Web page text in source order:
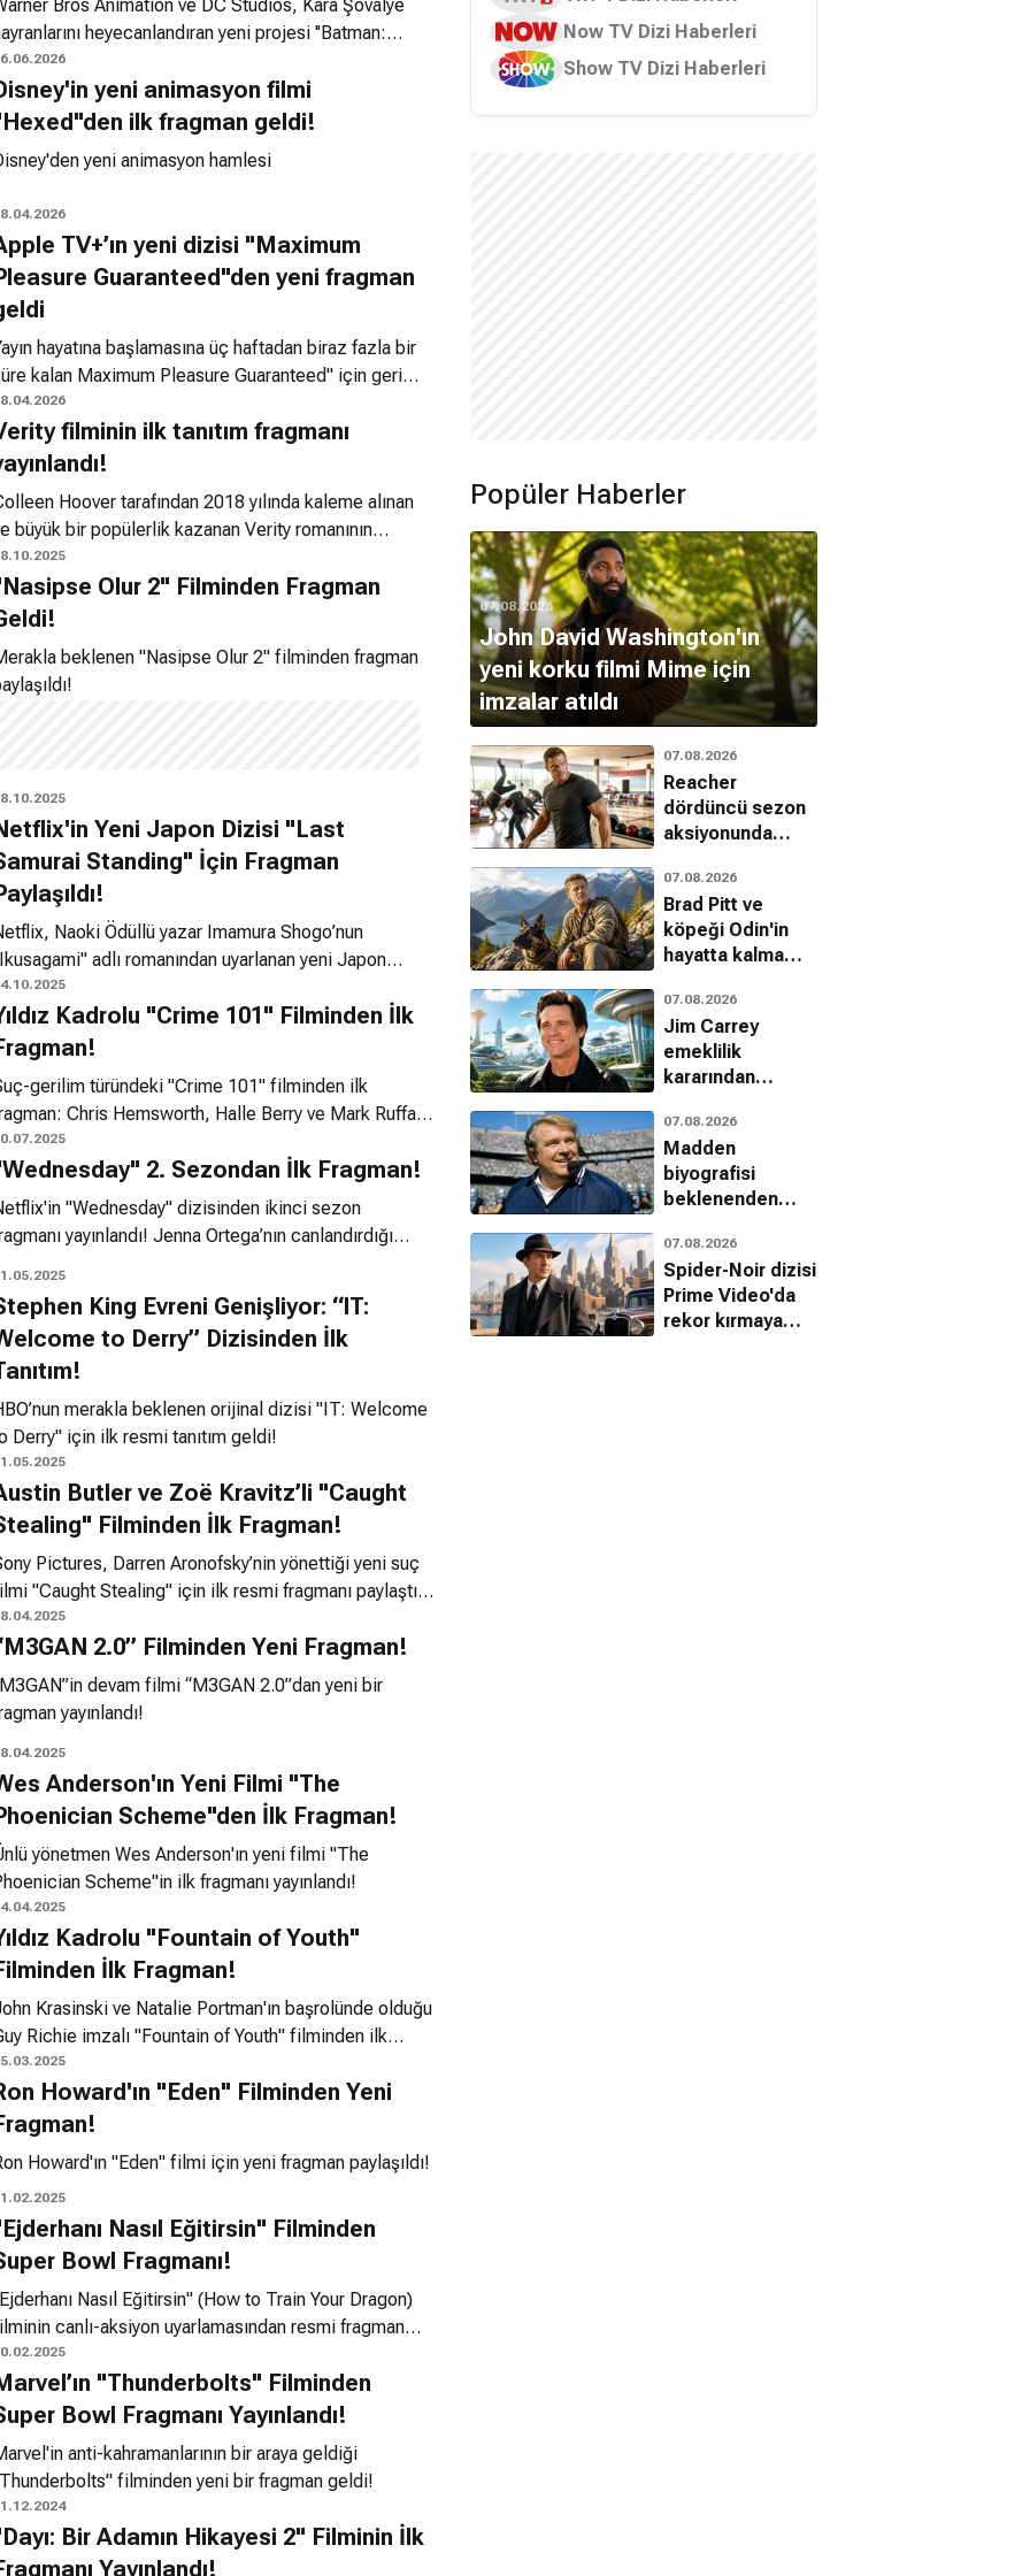
Bros Animation ve DC Studios, Kara Şövalye
heyecanlandıran yeni projesi ''Batman:
üçlemesini duyurdu. Merakla beklenen bu
Gotham'ın koruyucusunun tarihindeki en zorlu
birini konu alıyor. DC Comics'in 1993-1994
bölümlerinden oluşan altı aylık geniş hikaye
kimliği altında yaşadığı ağır tükenmişlik
ve ardından gelen trajik olayları mercek
alıyor.
yeni animasyon filmi
ilk fragman geldi!
yeni animasyon hamlesi
TV+’ın yeni dizisi "Maximum
Guaranteed"den yeni fragman
hayatına başlamasına üç haftadan biraz fazla bir
kalan Maximum Pleasure Guaranteed" için geri
devam ederken, platform diziye dair yeni bir
yayınladı. David Gordon Green tarafından
seri, "Orphan Black" dizisinden tanınan
ekranlara taşıyor.
filminin ilk tanıtım fragmanı
Hoover tarafından 2018 yılında kaleme alınan
büyük bir popülerlik kazanan Verity romanının
uyarlamasından ilk görüntüler geldi. Yayınlanan
fragmanı, izleyicilere psikolojik gerilim
yapıma dair ilk ipuçlarını sunuyor.
Olur 2" Filminden Fragman
beklenen "Nasipse Olur 2" filminden fragman
Yeni Japon Dizisi "Last
Standing" İçin Fragman
Naoki Ödüllü yazar Imamura Shogo’nun
adlı romanından uyarlanan yeni Japon
dizisi "Last Samurai Standing" için resmi
paylaştı.
Kadrolu "Crime 101" Filminden İlk
gerilim türündeki "Crime 101" filminden ilk
Chris Hemsworth, Halle Berry ve Mark Ruffalo
kadroda!
2. Sezondan İlk Fragman!
"Wednesday" dizisinden ikinci sezon
yayınlandı! Jenna Ortega’nın canlandırdığı
King Evreni Genişliyor: “IT:
to Derry” Dizisinden İlk
merakla beklenen orijinal dizisi "IT: Welcome
Derry" için ilk resmi tanıtım geldi!
Butler ve Zoë Kravitz’li "Caught
Filminden İlk Fragman!
Pictures, Darren Aronofsky’nin yönettiği yeni suç
"Caught Stealing" için ilk resmi fragmanı paylaştı.
başrolünde Austin Butler yer alırken, ona Zoë
eşlik ediyor.2.0” Filminden Yeni Fragman!
devam filmi “M3GAN 2.0”dan yeni bir
yayınlandı!
Anderson'ın Yeni Filmi "The
Scheme"den İlk Fragman!
yönetmen Wes Anderson'ın yeni filmi "The
Scheme"in ilk fragmanı yayınlandı!
Kadrolu "Fountain of Youth"
İlk Fragman!
Krasinski ve Natalie Portman'ın başrolünde olduğu
Richie imzalı "Fountain of Youth" filminden ilk
geldi!
Howard'ın "Eden" Filminden Yeni
Howard'ın "Eden" filmi için yeni fragman paylaşıldı!
Nasıl Eğitirsin" Filminden
Bowl Fragmanı!
Nasıl Eğitirsin" (How to Train Your Dragon)
canlı-aksiyon uyarlamasından resmi fragman
"Thunderbolts" Filminden
Bowl Fragmanı Yayınlandı!
anti-kahramanlarının bir araya geldiği
filminden yeni bir fragman geldi!
Bir Adamın Hikayesi 2" Filminin İlk
Yayınlandı!
Now TV Dizi Haberleri
Show TV Dizi Haberleri
Popüler Haberler
07.08.2026
John David Washington'ın
yeni korku filmi Mime için
imzalar atıldı
07.08.2026
Reacher
dördüncü sezon
aksiyonunda
Indiana Jones
etkisi
07.08.2026
Brad Pitt ve
köpeği Odin'in
hayatta kalma
07.08.2026
Jim Carrey
emeklilik
kararından
Jetgiller ile
dönüyor
07.08.2026
Madden
biyografisi
beklenenden
07.08.2026
Spider-Noir dizisi
Prime Video'da
rekor kırmaya